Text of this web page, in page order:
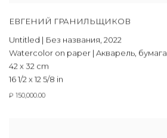
ЕВГЕНИЙ ГРАНИЛЬЩИКОВ
Untitled | Без названия, 2022
Watercolor on paper | Aкварель, бумага
42 x 32 cm
16 1/2 x 12 5/8 in
₽ 150,000.00